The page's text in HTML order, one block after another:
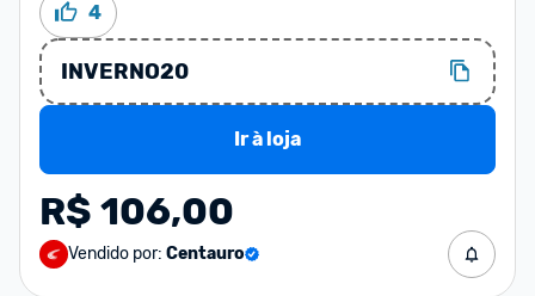
4
INVERNO20
Ir à loja
R$ 106,00
Vendido por: Centauro